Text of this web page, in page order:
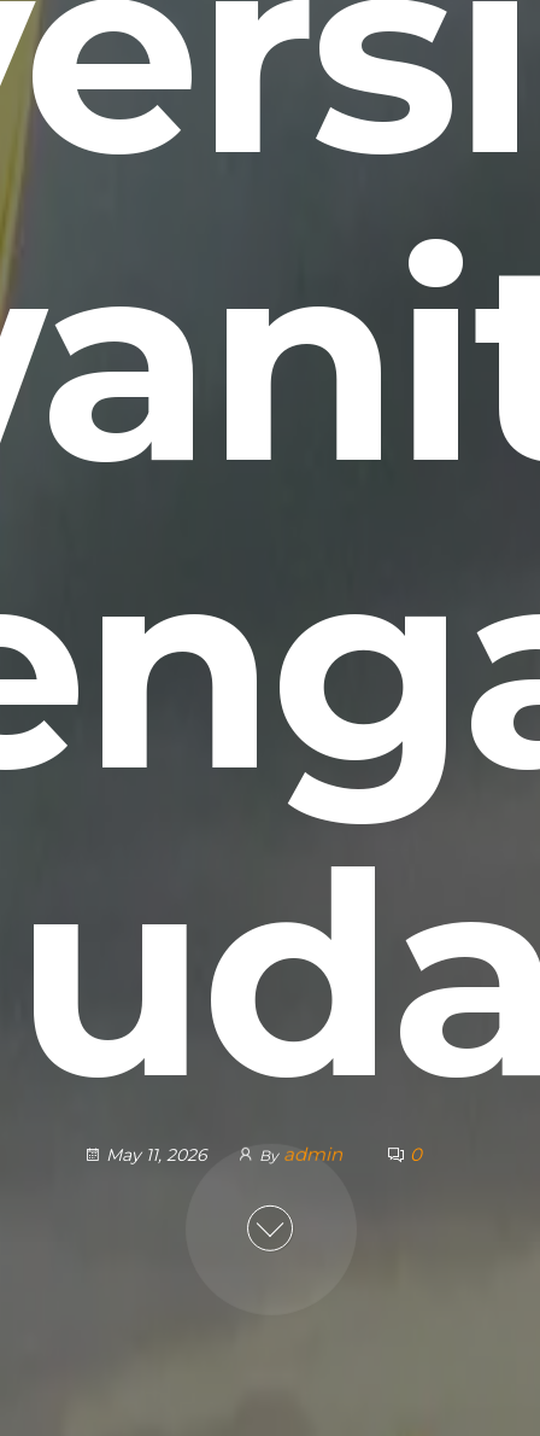
May 11, 2026 By admin 0